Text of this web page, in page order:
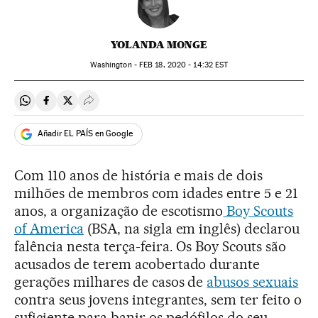
YOLANDA MONGE
Washington - FEB 18, 2020 - 14:32EST
Compartir en Whatsapp
Compartir en Facebook
Compartir en Twitter
Desplegar Redes Sociales
Añadir EL PAÍS en Google
Com 110 anos de história e mais de dois
milhões de membros com idades entre 5 e 21
anos, a organização de escotismo Boy Scouts
of America(BSA, na sigla em inglês) declarou
falência nesta terça-feira. Os Boy Scouts são
acusados de terem acobertado durante
gerações milhares de casos de abusos sexuais
contra seus jovens integrantes, sem ter feito o